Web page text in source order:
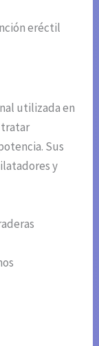
eréctil
utilizada en
tratar
Sus
y